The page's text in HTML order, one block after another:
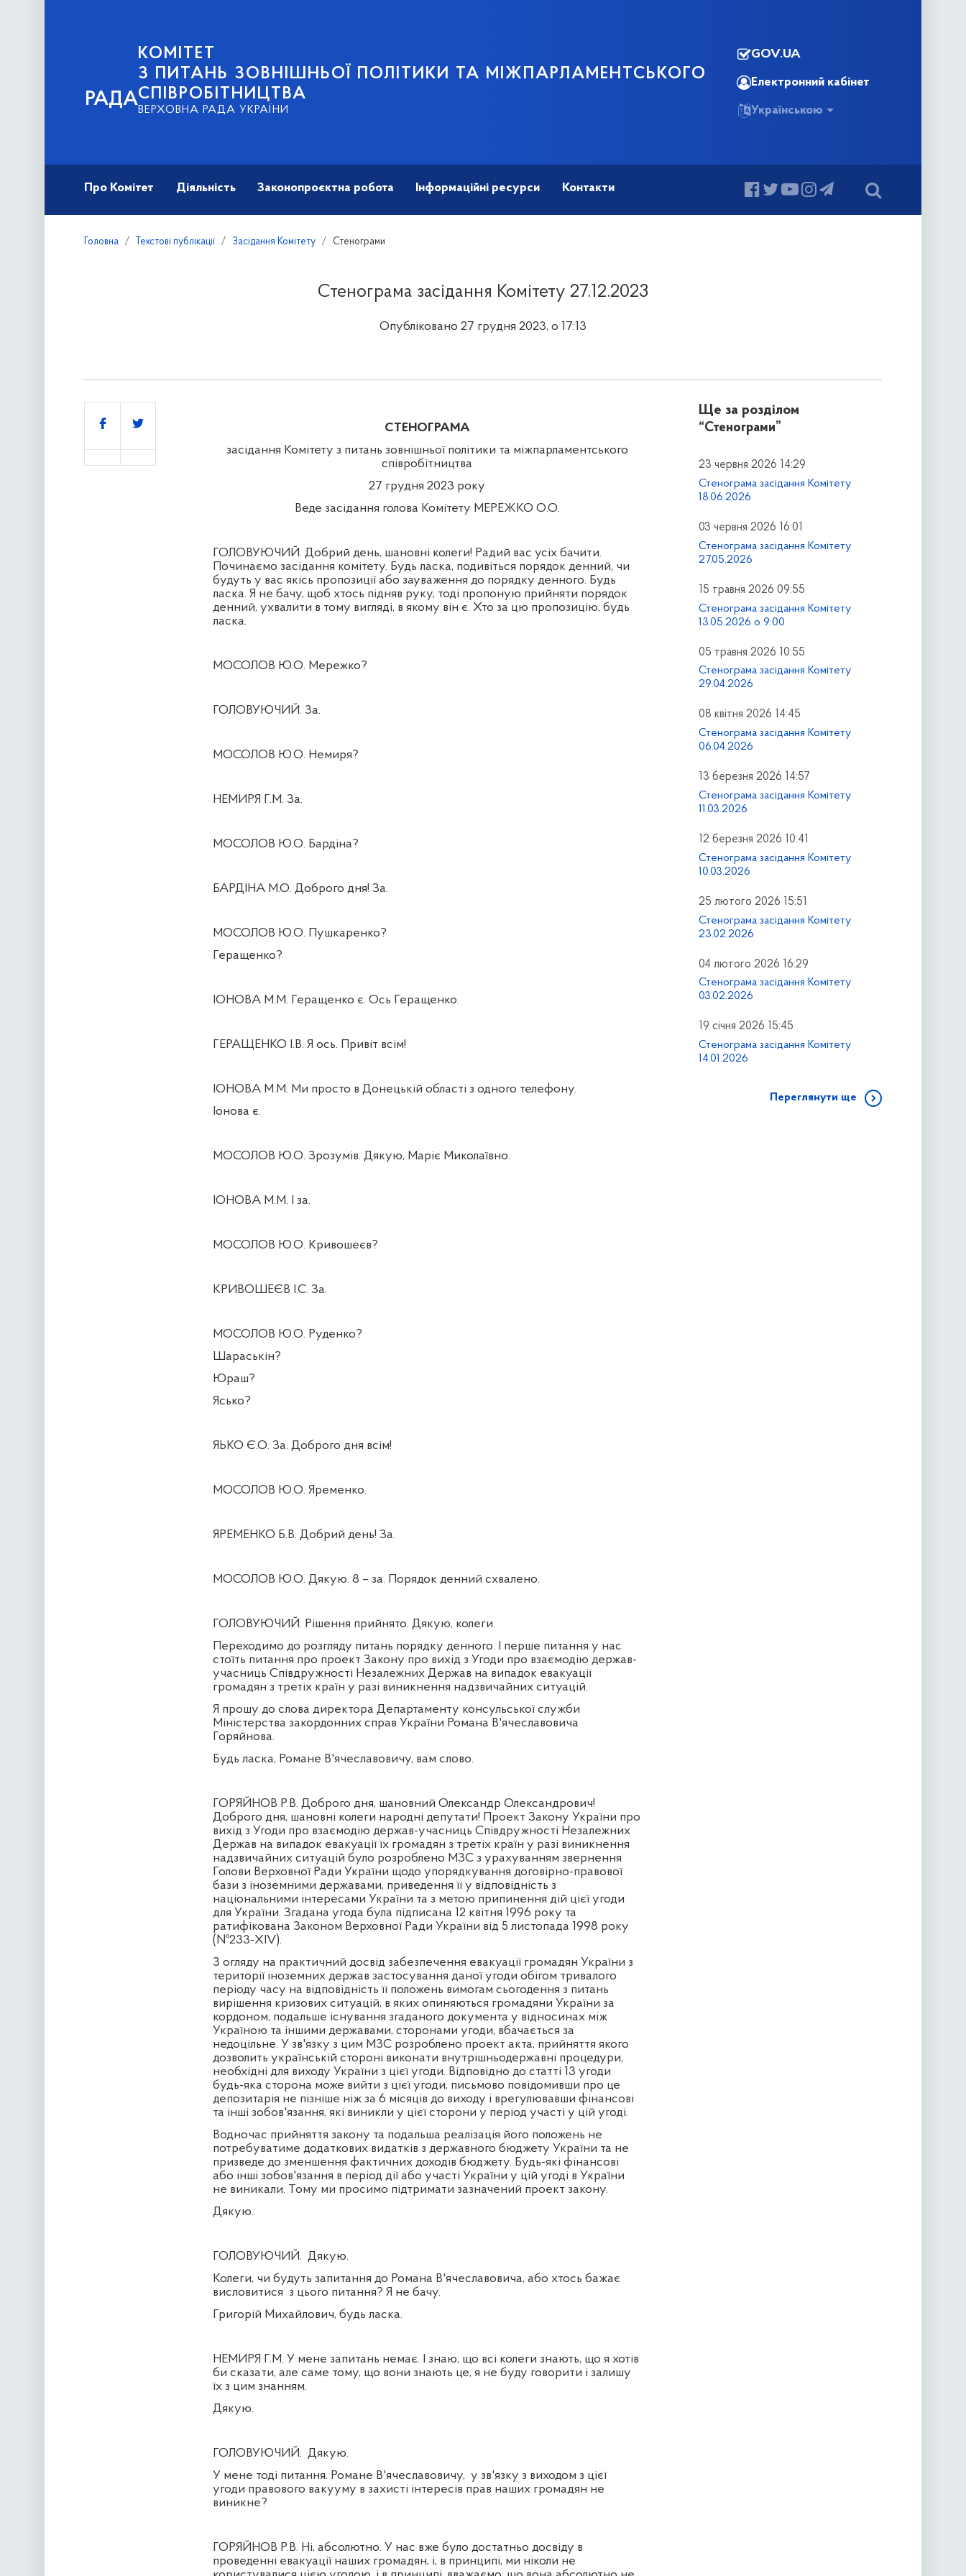
РАДА
КОМІТЕТ
З ПИТАНЬ ЗОВНІШНЬОЇ ПОЛІТИКИ ТА МІЖПАРЛАМЕНТСЬКОГО
СПІВРОБІТНИЦТВА
ВЕРХОВНА РАДА УКРАЇНИ
GOV.UA
Електронний кабінет
Українською
Про Комітет Діяльність Законопроєктна робота Інформаційні ресурси Контакти
Головна Текстові публікації Засідання Комітету Стенограми
Стенограма засідання Комітету 27.12.2023
Опубліковано 27 грудня 2023, о 17:13
СТЕНОГРАМА
засідання Комітету з питань зовнішньої політики та міжпарламентського
співробітництва
27 грудня 2023 року
Веде засідання голова Комітету МЕРЕЖКО О.О.
ГОЛОВУЮЧИЙ. Добрий день, шановні колеги! Радий вас усіх бачити.
Починаємо засідання комітету. Будь ласка, подивіться порядок денний, чи
будуть у вас якісь пропозиції або зауваження до порядку денного. Будь
ласка. Я не бачу, щоб хтось підняв руку, тоді пропоную прийняти порядок
денний, ухвалити в тому вигляді, в якому він є. Хто за цю пропозицію, будь
ласка.
МОСОЛОВ Ю.О. Мережко?
ГОЛОВУЮЧИЙ. За.
МОСОЛОВ Ю.О. Немиря?
НЕМИРЯ Г.М. За.
МОСОЛОВ Ю.О. Бардіна?
БАРДІНА М.О. Доброго дня! За.
МОСОЛОВ Ю.О. Пушкаренко?
Геращенко?
ІОНОВА М.М. Геращенко є. Ось Геращенко.
ГЕРАЩЕНКО І.В. Я ось. Привіт всім!
ІОНОВА М.М. Ми просто в Донецькій області з одного телефону.
Іонова є.
МОСОЛОВ Ю.О. Зрозумів. Дякую, Маріє Миколаївно.
ІОНОВА М.М. І за.
МОСОЛОВ Ю.О. Кривошеєв?
КРИВОШЕЄВ І.С. За.
МОСОЛОВ Ю.О. Руденко?
Шараськін?
Юраш?
Ясько?
ЯЬКО Є.О. За. Доброго дня всім!
МОСОЛОВ Ю.О. Яременко.
ЯРЕМЕНКО Б.В. Добрий день! За.
МОСОЛОВ Ю.О. Дякую. 8 – за. Порядок денний схвалено.
ГОЛОВУЮЧИЙ. Рішення прийнято. Дякую, колеги.
Переходимо до розгляду питань порядку денного. І перше питання у нас
стоїть питання про проект Закону про вихід з Угоди про взаємодію держав-
учасниць Співдружності Незалежних Держав на випадок евакуації
громадян з третіх країн у разі виникнення надзвичайних ситуацій.
Я прошу до слова директора Департаменту консульської служби
Міністерства закордонних справ України Романа В'ячеславовича
Горяйнова.
Будь ласка, Романе В'ячеславовичу, вам слово.
ГОРЯЙНОВ Р.В. Доброго дня, шановний Олександр Олександрович!
Доброго дня, шановні колеги народні депутати! Проект Закону України про
вихід з Угоди про взаємодію держав-учасниць Співдружності Незалежних
Держав на випадок евакуації їх громадян з третіх країн у разі виникнення
надзвичайних ситуацій було розроблено МЗС з урахуванням звернення
Голови Верховної Ради України щодо упорядкування договірно-правової
бази з іноземними державами, приведення її у відповідність з
національними інтересами України та з метою припинення дій цієї угоди
для України. Згадана угода була підписана 12 квітня 1996 року та
ратифікована Законом Верховної Ради України від 5 листопада 1998 року
(№233-ХІV).
З огляду на практичний досвід забезпечення евакуації громадян України з
території іноземних держав застосування даної угоди обігом тривалого
періоду часу на відповідність її положень вимогам сьогодення з питань
вирішення кризових ситуацій, в яких опиняються громадяни України за
кордоном, подальше існування згаданого документа у відносинах між
Україною та іншими державами, сторонами угоди, вбачається за
недоцільне. У зв'язку з цим МЗС розроблено проект акта, прийняття якого
дозволить українській стороні виконати внутрішньодержавні процедури,
необхідні для виходу України з цієї угоди. Відповідно до статті 13 угоди
будь-яка сторона може вийти з цієї угоди, письмово повідомивши про це
депозитарія не пізніше ніж за 6 місяців до виходу і врегулювавши фінансові
та інші зобов'язання, які виникли у цієї сторони у період участі у цій угоді.
Водночас прийняття закону та подальша реалізація його положень не
потребуватиме додаткових видатків з державного бюджету України та не
призведе до зменшення фактичних доходів бюджету. Будь-які фінансові
або інші зобов'язання в період дії або участі України у цій угоді в України
не виникали. Тому ми просимо підтримати зазначений проект закону.
Дякую.
ГОЛОВУЮЧИЙ. Дякую.
Колеги, чи будуть запитання до Романа В'ячеславовича, або хтось бажає
висловитися з цього питання? Я не бачу.
Григорій Михайлович, будь ласка.
НЕМИРЯ Г.М. У мене запитань немає. І знаю, що всі колеги знають, що я хотів
би сказати, але саме тому, що вони знають це, я не буду говорити і залишу
їх з цим знанням.
Дякую.
ГОЛОВУЮЧИЙ. Дякую.
У мене тоді питання. Романе В'ячеславовичу, у зв'язку з виходом з цієї
угоди правового вакууму в захисті інтересів прав наших громадян не
виникне?
ГОРЯЙНОВ Р.В. Ні, абсолютно. У нас вже було достатньо досвіду в
проведенні евакуації наших громадян, і, в принципі, ми ніколи не
Поділитись
Ще за розділом
“Стенограми”
23 червня 2026 14:29
Стенограма засідання Комітету
18.06.2026
03 червня 2026 16:01
Стенограма засідання Комітету
27.05.2026
15 травня 2026 09:55
Стенограма засідання Комітету
13.05.2026 о 9:00
05 травня 2026 10:55
Стенограма засідання Комітету
29.04.2026
08 квітня 2026 14:45
Стенограма засідання Комітету
06.04.2026
13 березня 2026 14:57
Стенограма засідання Комітету
11.03.2026
12 березня 2026 10:41
Стенограма засідання Комітету
10.03.2026
25 лютого 2026 15:51
Стенограма засідання Комітету
23.02.2026
04 лютого 2026 16:29
Стенограма засідання Комітету
03.02.2026
19 січня 2026 15:45
Стенограма засідання Комітету
14.01.2026
Переглянути ще